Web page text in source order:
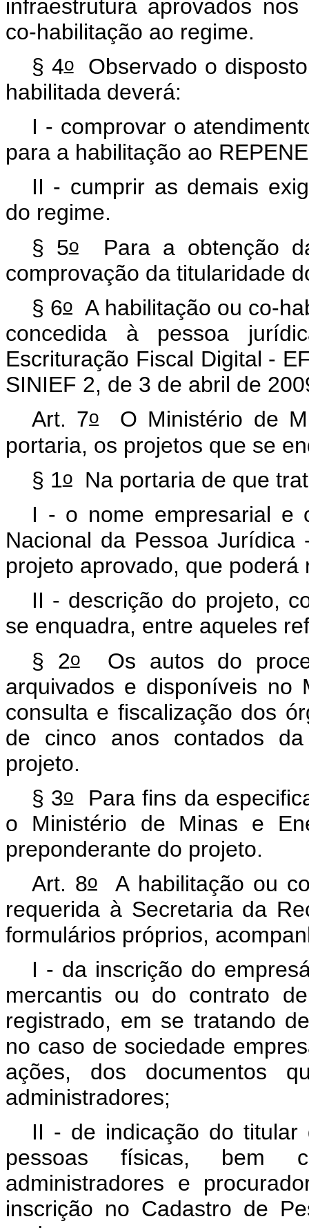
infraestrutura aprovados
co-habilitação ao regime.
§ 4oObservado o
habilitada deverá:
I - comprovar o
para a habilitação ao
II - cumprir as demais
do regime.
§ 5oPara a obtenção da
comprovação da titularidade
§ 6o A habilitação ou co-
concedida à pessoa
Escrituração Fiscal Digital -
SINIEF 2, de 3 de abril de
Art. 7oO Ministério de
portaria, os projetos que se
§ 1oNa portaria de que
I - o nome empresarial e
Nacional da Pessoa
projeto aprovado, que
II - descrição do projeto,
se enquadra, entre aqueles
§ 2oOs autos do
arquivados e disponíveis no
consulta e fiscalização dos
de cinco anos contados
projeto.
§ 3oPara fins da
o Ministério de Minas e
preponderante do projeto.
Art. 8o
A habilitação ou
requerida à Secretaria da
formulários próprios,
I - da inscrição do
mercantis ou do contrato
registrado, em se tratando
no caso de sociedade
ações, dos documentos
administradores;
II - de indicação do titular
pessoas físicas, bem
administradores e
inscrição no Cadastro de